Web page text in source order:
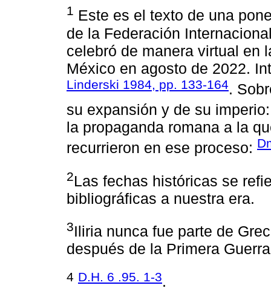
1 Este es el texto de una
de la Federación
celebró de manera virtual en
México en agosto de 2022.
Linderski 1984, pp. 133-164.
su expansión y de su
la propaganda romana a la
recurrieron en ese proceso:
2Las fechas históricas se
bibliográficas a nuestra era.
3Iliria nunca fue parte de
después de la Primera
4 D.H. 6 .95. 1-3.